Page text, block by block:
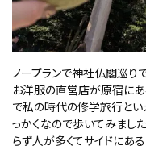
ノープランで神社仏閣巡り
お洋服の直営店が原宿にあ
で私の時代の修学旅行とい
っかくなので歩いてみまし
らず人が多くてサイドにあ